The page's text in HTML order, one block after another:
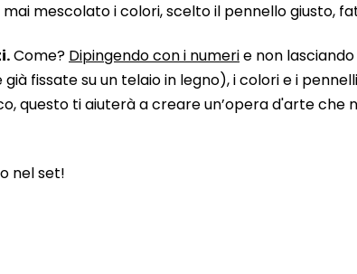
mescolato i colori, scelto il pennello giusto,
Come? Dipingendo con i numerie non
fissate su un telaio in legno), i colori e i
questo ti aiuterà a creare un’opera d'arte che
nel set!